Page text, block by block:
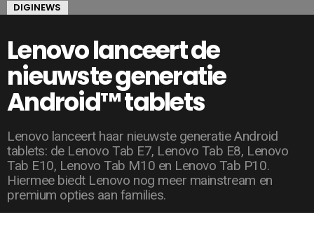
DIGINEWS
Lenovo lanceert de
nieuwste generatie
Android™ tablets
Lenovo lanceert haar nieuwste generatie Android
tablets: de Lenovo Tab E7, Lenovo Tab E8, Lenovo
Tab E10, Lenovo Tab M10 en Lenovo Tab P10.
Hiermee biedt Lenovo nog meer mainstream en
premium opties aan families.